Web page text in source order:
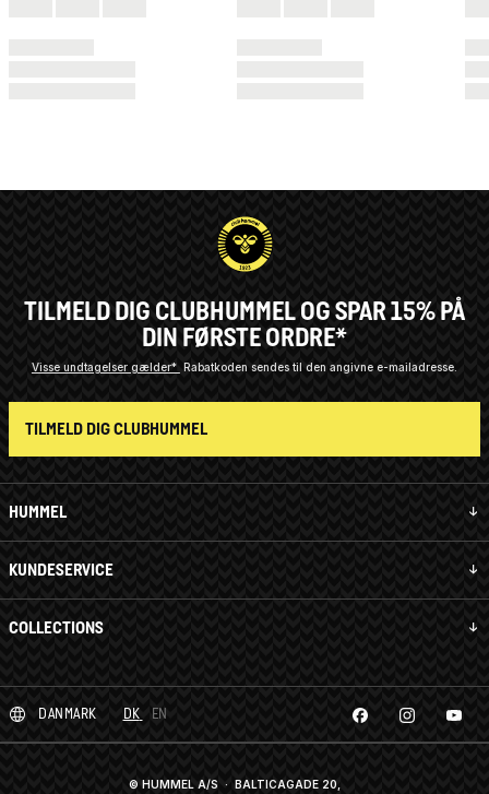
HUMMEL
KUNDESERVICE
COLLECTIONS
TILMELD DIG CLUBHUMMEL OG SPAR 15% PÅ
DIN FØRSTE ORDRE*
Visse undtagelser gælder* Rabatkoden sendes til den angivne e-mailadresse.
TILMELD DIG CLUBHUMMEL
DANMARK DK EN
© HUMMEL A/S · BALTICAGADE 20,